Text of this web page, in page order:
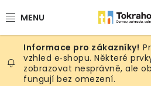
na
Výrobky
Místnosti
vzhled e‑shopu. Některé
zobrazovat nesprávně, ale
fungují bez omezení.